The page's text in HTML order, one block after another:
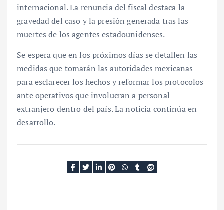
internacional. La renuncia del fiscal destaca la
gravedad del caso y la presión generada tras las
muertes de los agentes estadounidenses.
Se espera que en los próximos días se detallen las
medidas que tomarán las autoridades mexicanas
para esclarecer los hechos y reformar los protocolos
ante operativos que involucran a personal
extranjero dentro del país. La noticia continúa en
desarrollo.